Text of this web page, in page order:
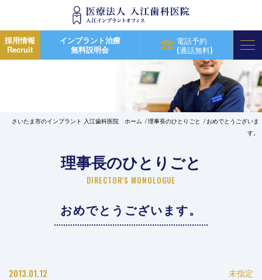
採用情報
Recruit
インプラント治療
無料説明会
電話予約
(通話無料)
さいたま市のインプラント 入江歯科医院 ホーム 理事長のひとりごと
おめでとうございま
す。
理事長のひとりごと
DIRECTOR'S MONOLOGUE
おめでとうございます。
2013.01.12 未指定